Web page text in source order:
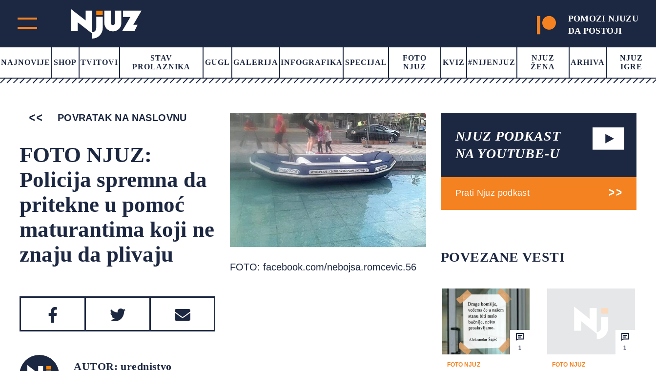
POMOZI NJUZU
DA POSTOJI
NAJNOVIJE SHOP TVITOVI
STAV
PROLAZNIKA
GUGL GALERIJA INFOGRAFIKA SPECIJAL
FOTO
NJUZ
KVIZ #NIJENJUZ
NJUZ
ŽENA
ARHIVA
NJUZ
IGRE
POVRATAK NA NASLOVNU
FOTO NJUZ:
Policija spremna da
pritekne u pomoć
maturantima koji ne
znaju da plivaju
AUTOR: urednistvo
FOTO: facebook.com/nebojsa.romcevic.56
NJUZ PODKAST
NA YOUTUBE-U
Prati Njuz podkast
POVEZANE VESTI
1
FOTO NJUZ
1
FOTO NJUZ